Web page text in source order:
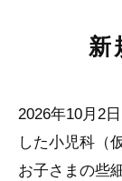
新
2026年10月2
した小児科（
お子さまの些